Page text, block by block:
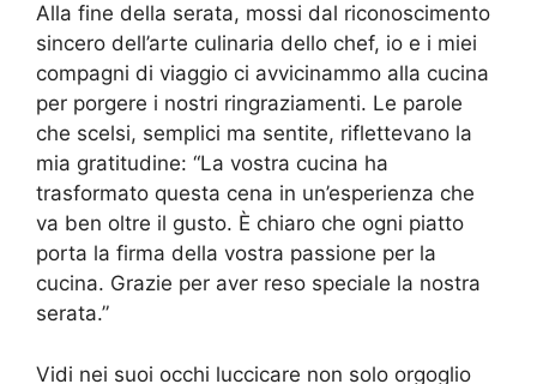
Alla fine della serata, mossi dal riconoscimento
sincero dell’arte culinaria dello chef, io e i miei
compagni di viaggio ci avvicinammo alla cucina
per porgere i nostri ringraziamenti. Le parole
che scelsi, semplici ma sentite, riflettevano la
mia gratitudine: “La vostra cucina ha
trasformato questa cena in un’esperienza che
va ben oltre il gusto. È chiaro che ogni piatto
porta la firma della vostra passione per la
cucina. Grazie per aver reso speciale la nostra
serata.”
Vidi nei suoi occhi luccicare non solo orgoglio